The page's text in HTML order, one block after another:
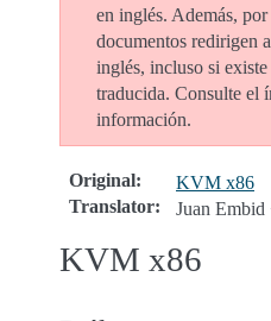
en inglés. Además,
documentos redirigen
inglés, incluso si
traducida. Consulte el
información.
Original:
KVM x86
Translator: Juan Embid
KVM x86